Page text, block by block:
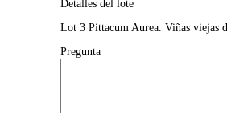
Detalles del lote
Lot 3 Pittacum Aurea. Viñas viejas
Pregunta